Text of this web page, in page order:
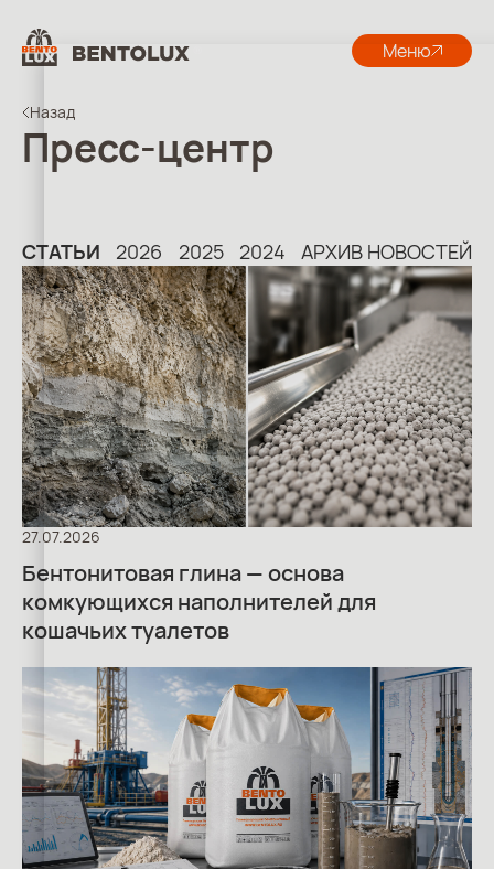
Меню
Назад
Пресс-центр
СТАТЬИ 2026 2025 2024 АРХИВ НОВОСТЕЙ
27.07.2026
Бентонитовая глина — основа
комкующихся наполнителей для
кошачьих туалетов